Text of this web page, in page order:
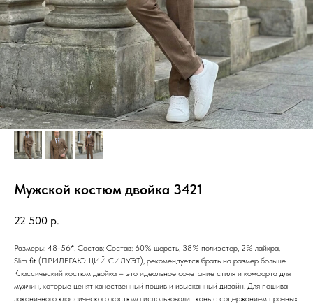
Мужской костюм двойка 3421
22 500 р.
Размеры: 48-56*. Состав: Состав: 60% шерсть, 38% полиэстер, 2% лайкра.
Slim fit (ПРИЛЕГАЮЩИЙ СИЛУЭТ), рекомендуется брать на размер больше
Классический костюм двойка – это идеальное сочетание стиля и комфорта для
мужчин, которые ценят качественный пошив и изысканный дизайн. Для пошива
лаконичного классического костюма использовали ткань с содержанием прочных